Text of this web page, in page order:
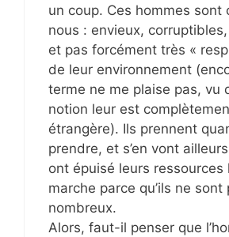
un coup. Ces hommes sont
nous : envieux,
et pas forcément très «
de leur environnement
terme ne me plaise pas, vu
notion leur est
étrangère). Ils prennent
prendre, et s’en vont
ont épuisé leurs ressources
marche parce qu’ils ne sont
nombreux.
Alors, faut-il penser que